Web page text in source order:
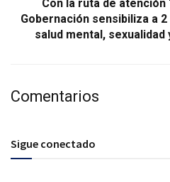
Con la ruta de atención
Gobernación sensibiliza a
salud mental,
Comentarios
Sigue conectado